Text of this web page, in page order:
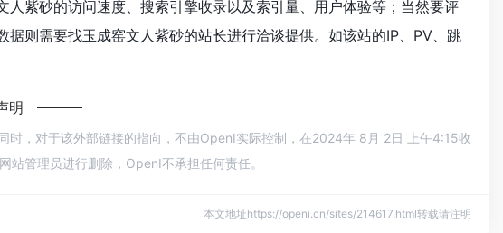
紫砂的访问速度、搜索引擎收录以及索引量、用户体验等；当然要评
则需要找玉成窑文人紫砂的站长进行洽谈提供。如该站的IP、PV、跳
明
，对于该外部链接的指向，不由OpenI实际控制，在2024年 8月 2日 上午4:15收
管理员进行删除，OpenI不承担任何责任。
本文地址https://openi.cn/sites/214617.html转载请注明